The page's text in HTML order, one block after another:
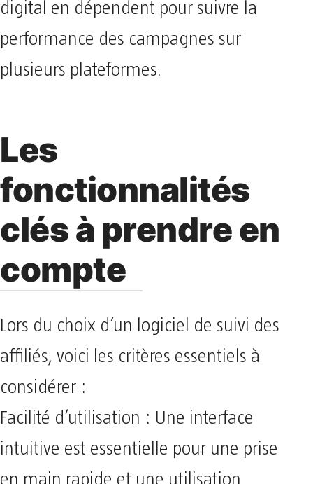
digital en dépendent pour suivre la
performance des campagnes sur
plusieurs plateformes.
Les
fonctionnalités
clés à prendre en
compte
Lors du choix d’un logiciel de suivi des
affiliés, voici les critères essentiels à
considérer :
Facilité d’utilisation : Une interface
intuitive est essentielle pour une prise
en main rapide et une utilisation